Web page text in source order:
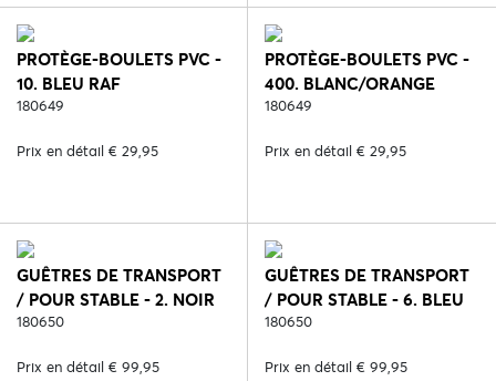
PROTÈGE-BOULETS PVC -
10. BLEU RAF
180649
Prix en détail € 29,95
PROTÈGE-BOULETS PVC -
400. BLANC/ORANGE
180649
Prix en détail € 29,95
GUÊTRES DE TRANSPORT
/ POUR STABLE - 2. NOIR
180650
Prix en détail € 99,95
GUÊTRES DE TRANSPORT
/ POUR STABLE - 6. BLEU
180650
Prix en détail € 99,95